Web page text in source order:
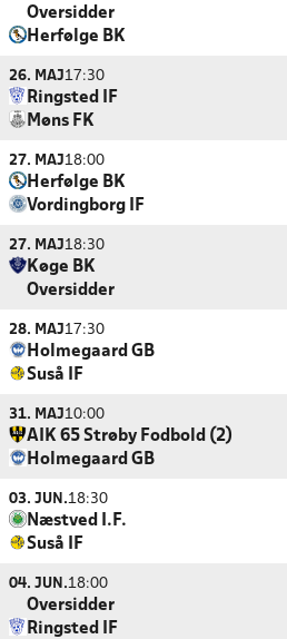
Oversidder
Herfølge BK
26. MAJ17:30
Ringsted IF
Møns FK
27. MAJ18:00
Herfølge BK
Vordingborg IF
27. MAJ18:30
Køge BK
Oversidder
28. MAJ17:30
Holmegaard GB
Suså IF
31. MAJ10:00
AIK 65 Strøby Fodbold (2)
Holmegaard GB
03. JUN.18:30
Næstved I.F.
Suså IF
04. JUN.18:00
Oversidder
Ringsted IF